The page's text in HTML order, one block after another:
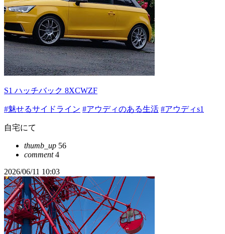
S1 ハッチバック 8XCWZF
#魅せるサイドライン #アウディのある生活 #アウディs1
自宅にて
thumb_up 56
comment4
2026/06/11 10:03